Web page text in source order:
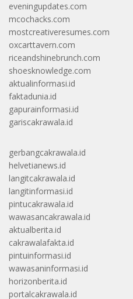
eveningupdates.com
mcochacks.com
mostcreativeresumes.com
oxcarttavern.com
riceandshinebrunch.com
shoesknowledge.com
aktualinformasi.id
faktadunia.id
gapurainformasi.id
gariscakrawala.id
gerbangcakrawala.id
helvetianews.id
langitcakrawala.id
langitinformasi.id
pintucakrawala.id
wawasancakrawala.id
aktualberita.id
cakrawalafakta.id
pintuinformasi.id
wawasaninformasi.id
horizonberita.id
portalcakrawala.id